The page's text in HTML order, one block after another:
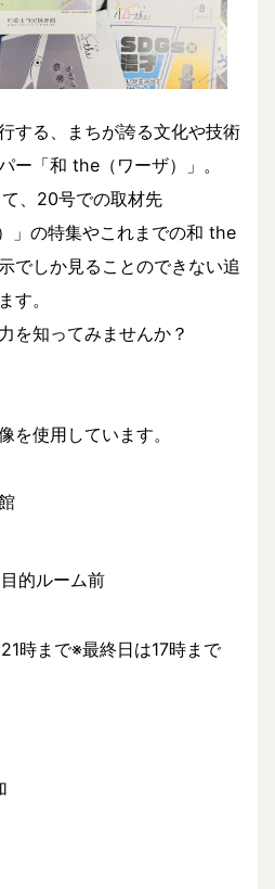
する、まちが誇る文化や技術
ー「和 the（ワーザ）」。
、20号での取材先
」の特集やこれまでの和 the
でしか見ることのできない追
す。
を知ってみませんか？
を使用しています。
的ルーム前
時まで※最終日は17時まで